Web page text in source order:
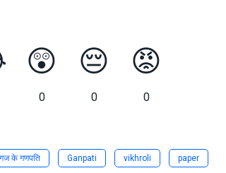
😲
0
😔
0
😡
0
के गणपति Ganpati vikhroli paper